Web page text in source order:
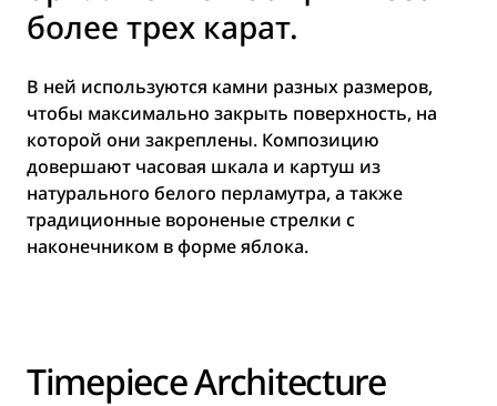
более трех карат.
В ней используются камни разных размеров,
чтобы максимально закрыть поверхность, на
которой они закреплены. Композицию
довершают часовая шкала и картуш из
натурального белого перламутра, а также
традиционные вороненые стрелки с
наконечником в форме яблока.
Timepiece Architecture